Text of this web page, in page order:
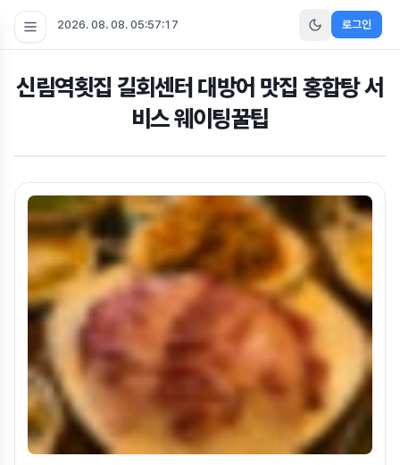
2026. 08. 08. 05:57:18 로그인
신림역횟집 길회센터 대방어 맛집 홍합탕 서
비스 웨이팅꿀팁